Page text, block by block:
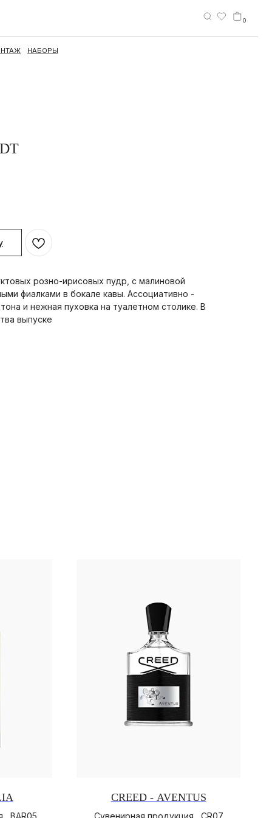
розно-ирисовых пудр, с малиновой
фиалками в бокале кавы. Ассоциативно -
и нежная пуховка на туалетном столике. В
выпуске
, BAR05
CREED - AVENTUS
Сувенирная продукция , CR07